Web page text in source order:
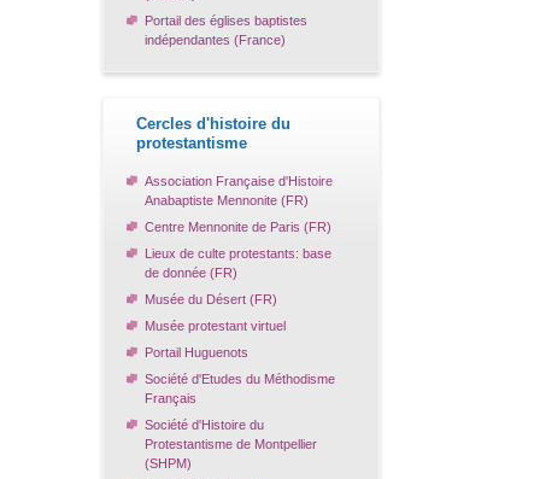
Portail des églises baptistes
indépendantes (France)
Cercles d'histoire du
protestantisme
Association Française d'Histoire
Anabaptiste Mennonite (FR)
Centre Mennonite de Paris (FR)
Lieux de culte protestants: base
de donnée (FR)
Musée du Désert (FR)
Musée protestant virtuel
Portail Huguenots
Société d'Etudes du Méthodisme
Français
Société d'Histoire du
Protestantisme de Montpellier
(SHPM)